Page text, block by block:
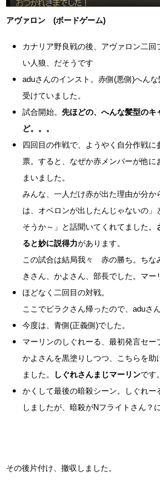
アヴァロン (ボードゲーム)
カナリア野良戦の後、アヴァロン二
い人狼、だそうです
aduさんのインスト。赤側(悪側)へん
受けていました。
試合開始。先ほどの、へんな髪型のキ
ど。。。
四回目の作戦で、ようやく自分作戦
票。すると、なぜか赤メンバーが他に
まいました。
みんな、一人だけ赤が出た理由が分
は、オベロンが出したんじゃないの」
そうか～」と話聞いてくれてました。
ると妙に説得力があります。
この試合は結局我々 赤の勝ち。ちな
きさん、かよさん、部長でした。マー
ほどなく二回目の対戦。
ここでビラクさん帰ったので、aduさ
今度は、青側(正義側)でした。
マーリンのしぐれーる、最初発言セ
かよさんを黒塗りしつつ、こちらを助
ました。
しぐれさんまじマーリンです。
かくして最後の暗殺シーン。しぐれー
しましたが、暗殺がNフライトさん？
その後片付け、撤収しました。